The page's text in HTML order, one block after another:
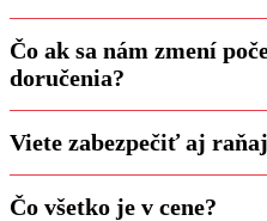
Čo ak sa nám zmení
doručenia?
Viete zabezpečiť aj
Čo všetko je v cene?